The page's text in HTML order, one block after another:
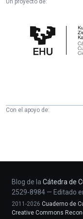
Un proyecto de:
Cultura
Científica
Con el apoyo de:
Blog de la Cátedra de
2529-8984 — Editado
2011-2026 Cuaderno de
Creative Commons